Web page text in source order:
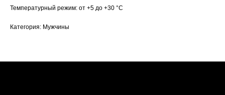
Температурный режим: от +5 до +30 °С
Категория: Мужчины